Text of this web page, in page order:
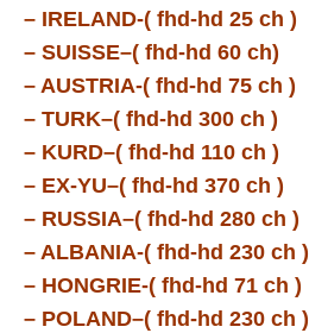
– IRELAND-( fhd-hd 25 ch )
– SUISSE–( fhd-hd 60 ch)
– AUSTRIA-( fhd-hd 75 ch )
– TURK–( fhd-hd 300 ch )
– KURD–( fhd-hd 110 ch )
– EX-YU–( fhd-hd 370 ch )
– RUSSIA–( fhd-hd 280 ch )
– ALBANIA-( fhd-hd 230 ch )
– HONGRIE-( fhd-hd 71 ch )
– POLAND–( fhd-hd 230 ch )